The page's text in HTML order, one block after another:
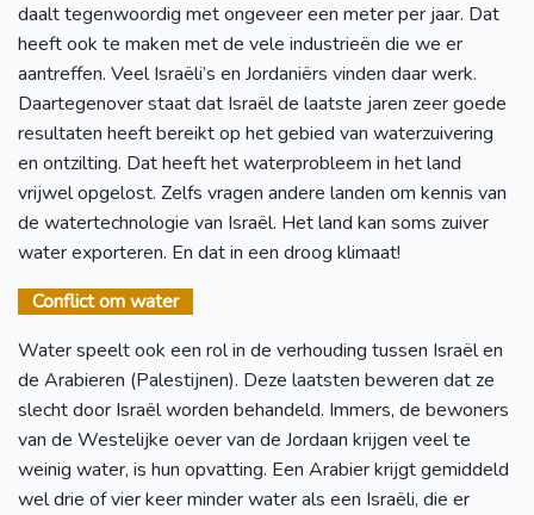
daalt tegenwoordig met ongeveer een meter per jaar. Dat
heeft ook te maken met de vele industrieën die we er
aantreffen. Veel Israëli’s en Jordaniërs vinden daar werk.
Daartegenover staat dat Israël de laatste jaren zeer goede
resultaten heeft bereikt op het gebied van waterzuivering
en ontzilting. Dat heeft het waterprobleem in het land
vrijwel opgelost. Zelfs vragen andere landen om kennis van
de watertechnologie van Israël. Het land kan soms zuiver
water exporteren. En dat in een droog klimaat!
Conflict om water
Water speelt ook een rol in de verhouding tussen Israël en
de Arabieren (Palestijnen). Deze laatsten beweren dat ze
slecht door Israël worden behandeld. Immers, de bewoners
van de Westelijke oever van de Jordaan krijgen veel te
weinig water, is hun opvatting. Een Arabier krijgt gemiddeld
wel drie of vier keer minder water als een Israëli, die er